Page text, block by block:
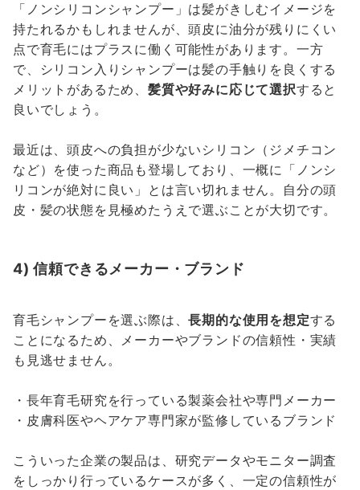
「ノンシリコンシャンプー」は髪がきしむイメージを
持たれるかもしれませんが、頭皮に油分が残りにくい
点で育毛にはプラスに働く可能性があります。一方
で、シリコン入りシャンプーは髪の手触りを良くする
メリットがあるため、髪質や好みに応じて選択すると
良いでしょう。
最近は、頭皮への負担が少ないシリコン（ジメチコン
など）を使った商品も登場しており、一概に「ノンシ
リコンが絶対に良い」とは言い切れません。自分の頭
皮・髪の状態を見極めたうえで選ぶことが大切です。
4) 信頼できるメーカー・ブランド
育毛シャンプーを選ぶ際は、長期的な使用を想定する
ことになるため、メーカーやブランドの信頼性・実績
も見逃せません。
・長年育毛研究を行っている製薬会社や専門メーカー
・皮膚科医やヘアケア専門家が監修しているブランド
こういった企業の製品は、研究データやモニター調査
をしっかり行っているケースが多く、一定の信頼性が